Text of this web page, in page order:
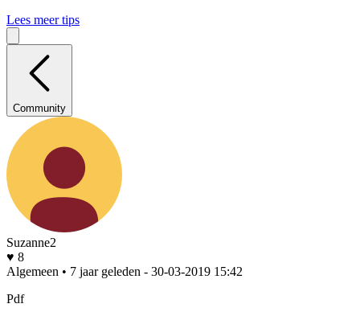
Lees meer tips
Community
Suzanne2
♥ 8
Algemeen • 7 jaar geleden - 30-03-2019 15:42
Pdf